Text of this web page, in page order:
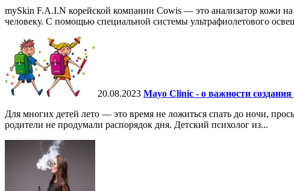
mySkin F.A.I.N корейской компании Cowis — это анализатор кожи
человеку. С помощью специальной системы ультрафиолетового
20.08.2023 Mayo Clinic - о важности
Для многих детей лето — это время не ложиться спать до ночи,
родители не продумали распорядок дня. Детский психолог из...